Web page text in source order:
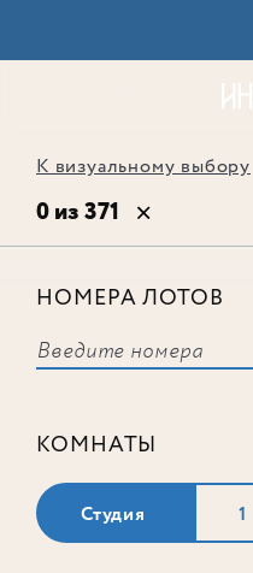
К визуальному выбору
0 из 371
НОМЕРА ЛОТОВ
КОМНАТЫ
Студия 1